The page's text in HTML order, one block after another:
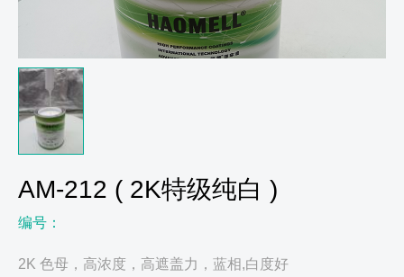
AM-212 ( 2K特级纯白 )
编号：
2K 色母，高浓度，高遮盖力，蓝相,白度好